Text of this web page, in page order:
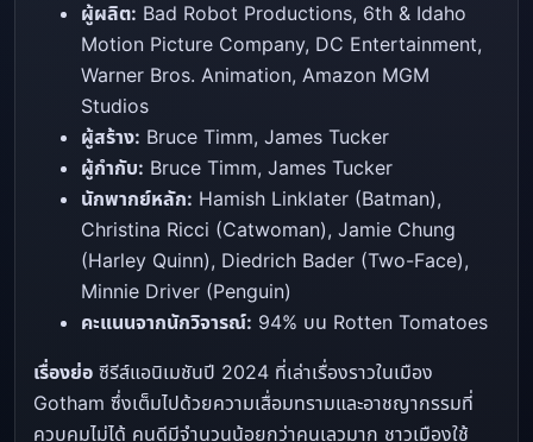
ผู้ผลิต: Bad Robot Productions, 6th & Idaho
Motion Picture Company, DC Entertainment,
Warner Bros. Animation, Amazon MGM
Studios
ผู้สร้าง: Bruce Timm, James Tucker
ผู้กำกับ: Bruce Timm, James Tucker
นักพากย์หลัก: Hamish Linklater (Batman),
Christina Ricci (Catwoman), Jamie Chung
(Harley Quinn), Diedrich Bader (Two-Face),
Minnie Driver (Penguin)
คะแนนจากนักวิจารณ์: 94% บน Rotten Tomatoes
เรื่องย่อ ซีรีส์แอนิเมชันปี 2024 ที่เล่าเรื่องราวในเมือง
Gotham ซึ่งเต็มไปด้วยความเสื่อมทรามและอาชญากรรมที่
ควบคุมไม่ได้ คนดีมีจำนวนน้อยกว่าคนเลวมาก ชาวเมืองใช้